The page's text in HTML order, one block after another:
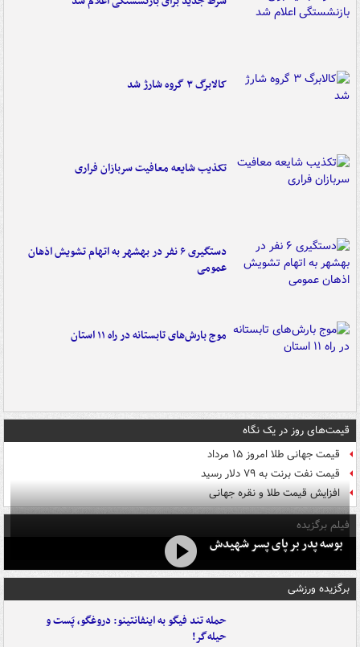
کالابرگ ۳ گروه شارژ شد
تکذیب شایعه معافیت سربازان فراری
دستگیری ۶ نفر در بهشهر به اتهام تشویش اذهان
عمومی
موج بارش‌های تابستانه در راه ۱۱ استان
قیمت‌های روز در یک نگاه
قیمت جهانی طلا امروز ۱۵ مرداد
قیمت نفت برنت به ۷۹ دلار رسید
افزایش قیمت طلا و نقره جهانی
فیلم برگزیده
بوسه‌ پدر بر پای پسر شهیدش
برگزیده ورزشی
حمله تند فیگو به اینفانتینو: دروغگو، پَست‌ و
حیله‌گر!